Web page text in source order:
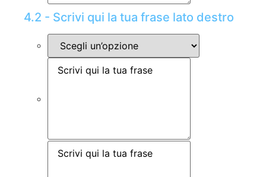
4.2 - Scrivi qui la tua frase lato destro